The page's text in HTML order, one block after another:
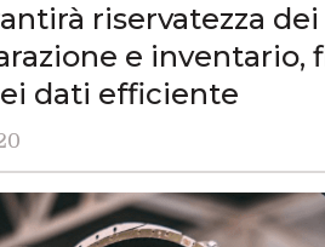
riservatezza
e inventario,
dati efficiente